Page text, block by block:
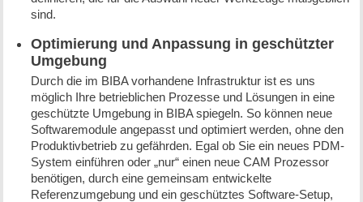
sind.
Optimierung und Anpassung in geschützter
Umgebung
Durch die im BIBA vorhandene Infrastruktur ist es uns
möglich Ihre betrieblichen Prozesse und Lösungen in eine
geschützte Umgebung in BIBA spiegeln. So können neue
Softwaremodule angepasst und optimiert werden, ohne den
Produktivbetrieb zu gefährden. Egal ob Sie ein neues PDM-
System einführen oder „nur“ einen neue CAM Prozessor
benötigen, durch eine gemeinsam entwickelte
Referenzumgebung und ein geschütztes Software-Setup,